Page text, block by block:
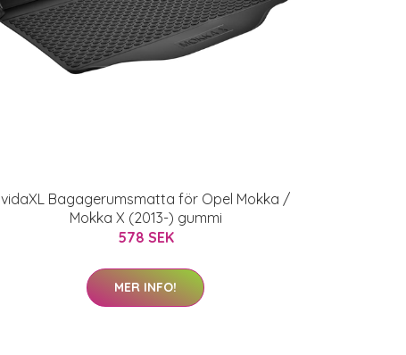
vidaXL Bagagerumsmatta för Opel Mokka /
Mokka X (2013-) gummi
578 SEK
MER INFO!